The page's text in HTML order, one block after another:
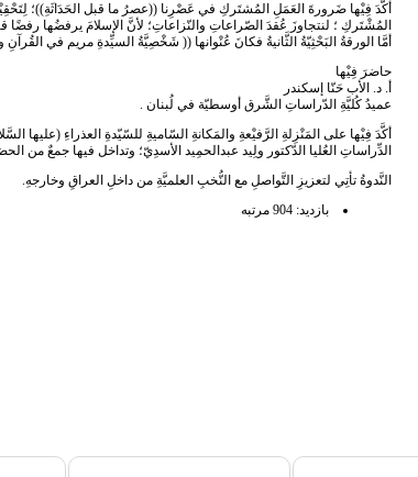
أَكَّدَ فِيْها ضَرورةَ العَمَلِ المُشتَركِ في عَصْرِنا ((عصرُ ما قبل الحَدَاثَةِ))؛
المُشْتَركِ ؛ لنتجاوزَ عُقدَ الصّراعاتِ والنّزاعاتِ؛ لأنَّ الإسلامَ يرفضُها رفضًا
أمَّا الورقةُ البَحْثِيّةُ الثَّانيةُ فكانَ عُنْوانها (( شَخْصِيَّةُ السيِّدةِ مريم في
حاضرَ فِيْها
أ. د. الأب حَنّا إسكندر
عميدُ كُليَّةِ الدّراساتِ الشَّرق أوسطيّة في لُبنان .
أكَّدَ فِيْها على المَنْزِلةِ الرَّفيْعةِ والمَكانةِ السّاميةِ للسّيّدةِ العذراءِ (عليها
الدِّراساتِ العُليا الدّكتور ولِيد عبدالحمِيد الأسدِيّ؛ وتداخل فيها جمعٌ من
النَّدوةُ تأتِي لتعزيزِ التَّواصلِ مع النُّخبِ العلميَّةِ من داخلِ العراقِ وخارجهِ.
بازدید: 904 مرتبه